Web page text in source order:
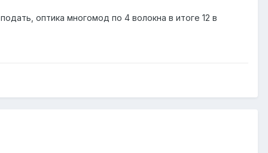
оптика многомод по 4 волокна в итоге 12 в